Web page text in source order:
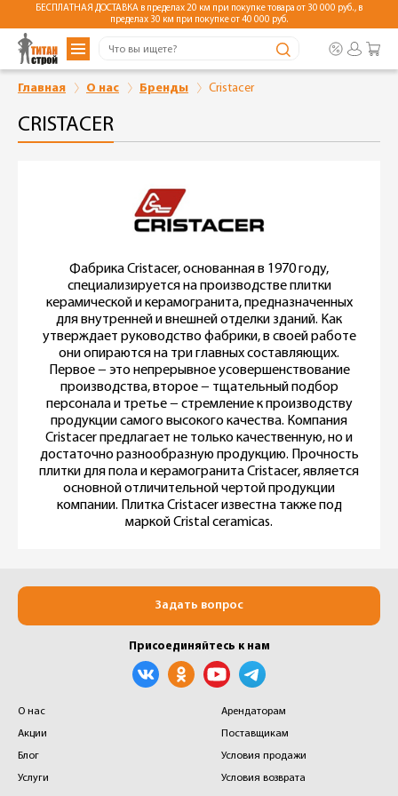
БЕСПЛАТНАЯ ДОСТАВКА в пределах 20 км при покупке товара от 30 000 руб., в
пределах 30 км при покупке от 40 000 руб.
Главная О нас Бренды Cristacer
CRISTACER
Фабрика Cristacer, основанная в 1970 году,
специализируется на производстве плитки
керамической и керамогранита, предназначенных
для внутренней и внешней отделки зданий. Как
утверждает руководство фабрики, в своей работе
они опираются на три главных составляющих.
Первое − это непрерывное усовершенствование
производства, второе − тщательный подбор
персонала и третье − стремление к производству
продукции самого высокого качества. Компания
Cristacer предлагает не только качественную, но и
достаточно разнообразную продукцию. Прочность
плитки для пола и керамогранита Cristacer, является
основной отличительной чертой продукции
компании. Плитка Cristacer известна также под
маркой Сristal ceramicas.
О нас
Акции
Блог
Услуги
Арендаторам
Поставщикам
Условия продажи
Условия возврата
Задать вопрос
Присоединяйтесь к нам